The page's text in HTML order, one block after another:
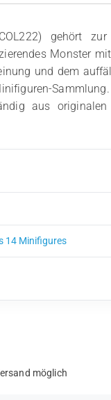
gehört
Monster
und dem
aus originalen
14 Minifigures
möglich